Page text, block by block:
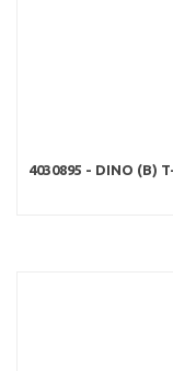
4030895 - DINO (B)